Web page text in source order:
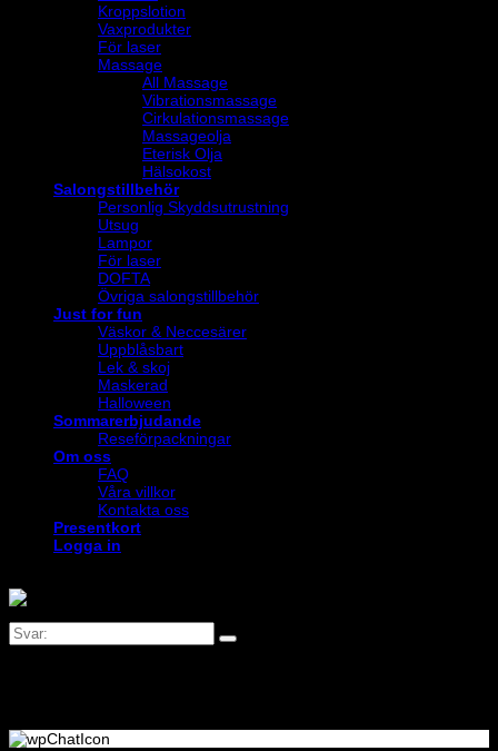
Kroppslotion
Vaxprodukter
För laser
Massage
All Massage
Vibrationsmassage
Cirkulationsmassage
Massageolja
Eterisk Olja
Hälsokost
Salongstillbehör
Personlig Skyddsutrustning
Utsug
Lampor
För laser
DOFTA
Övriga salongstillbehör
Just for fun
Väskor & Neccesärer
Uppblåsbart
Lek & skoj
Maskerad
Halloween
Sommarerbjudande
Reseförpackningar
Om oss
FAQ
Våra villkor
Kontakta oss
Presentkort
Logga in